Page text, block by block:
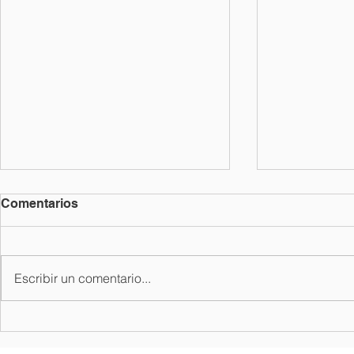
Latinus ¡lo sabíamos!
Comentarios
Escribir un comentario...